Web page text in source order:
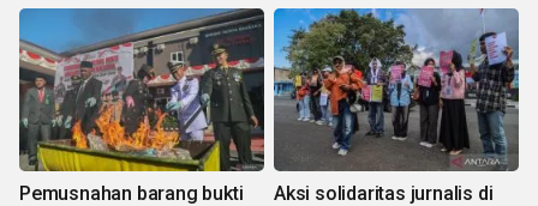
Pemusnahan barang bukti
Aksi solidaritas jurnalis di